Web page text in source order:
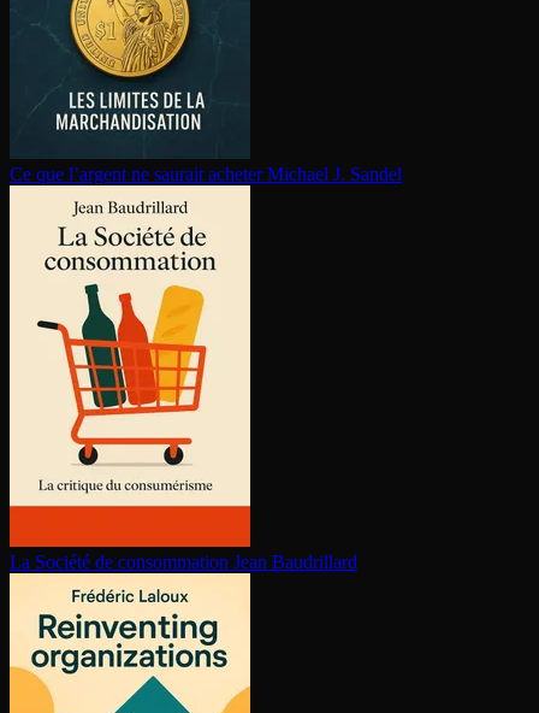
Ce que l’argent ne saurait acheter Michael J. Sandel
La Société de consom­ma­tion Jean Baudrillard